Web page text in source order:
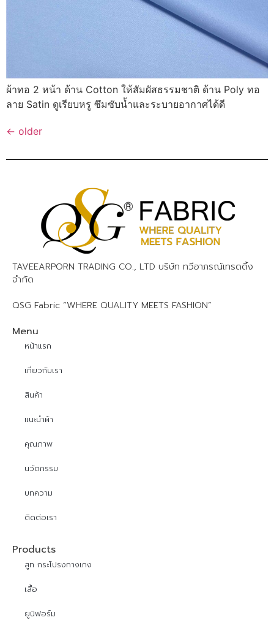
ผ้าทอ 2 หน้า ด้าน Cotton ให้สัมผัสธรรมชาติ ด้าน Poly ทอ
ลาย Satin ดูเรียบหรู ซึมซับน้ำและระบายอากาศได้ดี
← older
TAVEEARPORN TRADING CO., LTD บริษัท ทวีอาภรณ์เทรดดิ้ง
จำกัด
QSG Fabric “WHERE QUALITY MEETS FASHION”
Menu
หน้าแรก
เกี่ยวกับเรา
สินค้า
แนะนำผ้า
คุณภาพ
นวัตกรรม
บทความ
ติดต่อเรา
Products
สูท กระโปรงกางเกง
เสื้อ
ยูนิฟอร์ม